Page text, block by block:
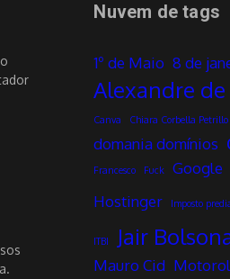
Nuvem de tags
1º de Maio 8 de
Alexandre de
Canva
Chiara Corbella Petrillo
domania domínios
Francesco
Fuck Google
Hostinger Imposto
ITBI Jair
Mauro Cid